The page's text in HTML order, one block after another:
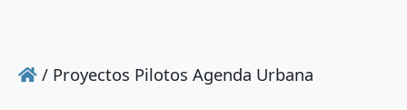
/ Proyectos Pilotos Agenda Urbana